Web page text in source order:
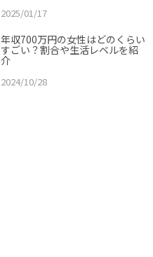
2025/01/17
年収700万円の女性はどのくらい
すごい？割合や生活レベルを紹
介
2024/10/28